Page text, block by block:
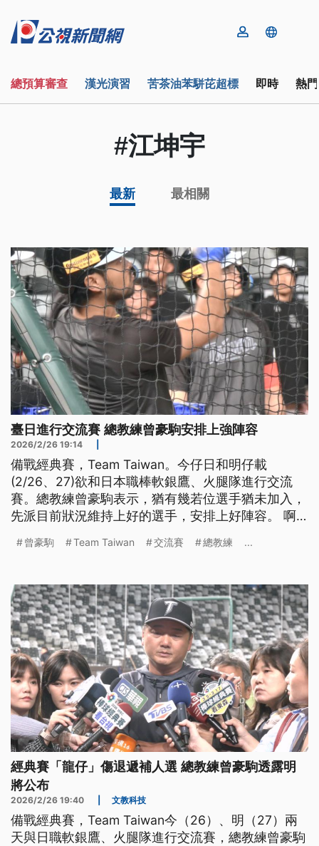
總預算審查 漢光演習 苦茶油苯駢芘超標 即時 熱
#江坤宇
最新 最相關
臺日進行交流賽 總教練曾豪駒安排上強陣容
2026/2/26 19:14
備戰經典賽，Team Taiwan。今仔日和明仔載
(2/26、27)欲和日本職棒軟銀鷹、火腿隊進行交流
賽。總教練曾豪駒表示，猶有幾若位選手猶未加入，
先派目前狀況維持上好的選手，安排上好陣容。 啊
位，曾豪駒表示，人選明仔載公佈。（新聞標題、導
曾豪駒 Team Taiwan 交流賽 總教練 ...
經典賽「龍仔」傷退遞補人選 總教練曾豪駒透露明
將公布
2026/2/26 19:40 文教科技
備戰經典賽，Team Taiwan今（26）、明（27）兩
天與日職軟銀鷹、火腿隊進行交流賽，總教練曾豪駒